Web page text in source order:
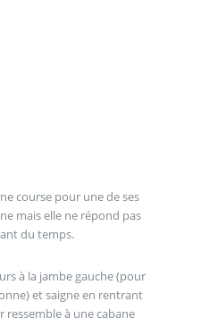
course pour une de ses
mais elle ne répond pas
du temps.
à la jambe gauche (pour
et saigne en rentrant
ressemble à une cabane